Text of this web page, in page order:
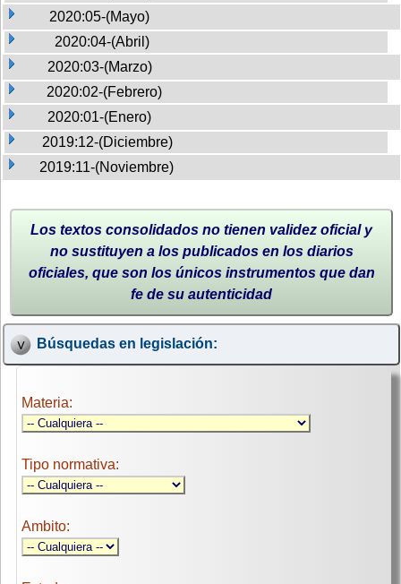
2020:05-(Mayo)
2020:04-(Abril)
2020:03-(Marzo)
2020:02-(Febrero)
2020:01-(Enero)
2019:12-(Diciembre)
2019:11-(Noviembre)
Los textos consolidados no tienen validez oficial y
no sustituyen a los publicados en los diarios
oficiales, que son los únicos instrumentos que dan
fe de su autenticidad
Búsquedas en legislación:
Materia:
Tipo normativa:
Ambito: